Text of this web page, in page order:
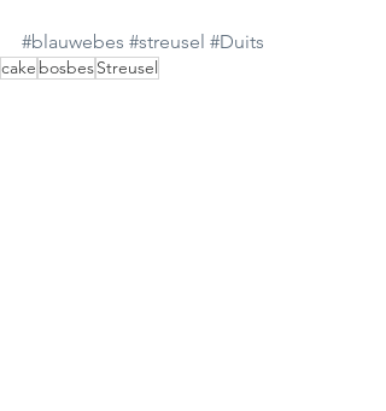
#blauwebes #streusel #Duits
cake bosbesStreusel